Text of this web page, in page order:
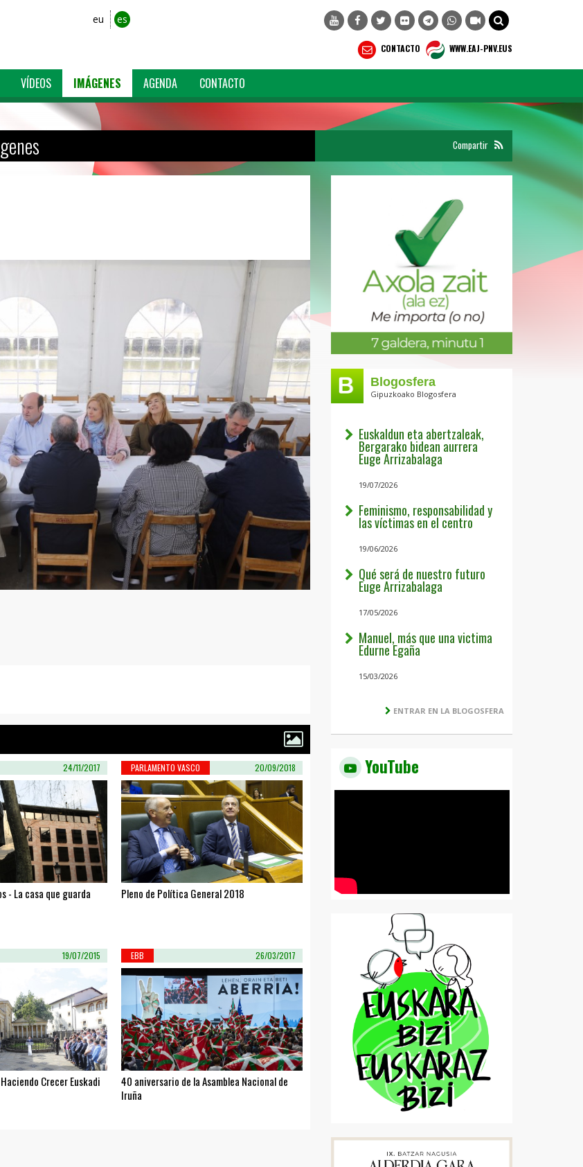
eu es
CONTACTO WWW.EAJ-PNV.EUS
VÍDEOS IMÁGENES AGENDA CONTACTO
Compartir
24/11/2017
- La casa que guarda
PARLAMENTO VASCO 20/09/2018
Pleno de Política General 2018
19/07/2015
Crecer Euskadi
EBB 26/03/2017
40 aniversario de la Asamblea Nacional de
Iruña
Blogosfera
Gipuzkoako Blogosfera
Euskaldun eta abertzaleak,
Bergarako bidean aurrera
Euge Arrizabalaga
19/07/2026
Feminismo, responsabilidad y
las víctimas en el centro
19/06/2026
Qué será de nuestro futuro
Euge Arrizabalaga
17/05/2026
Manuel, más que una victima
Edurne Egaña
15/03/2026
ENTRAR EN LA BLOGOSFERA
YouTube